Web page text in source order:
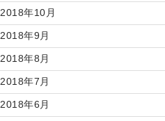
2018年10月
2018年9月
2018年8月
2018年7月
2018年6月